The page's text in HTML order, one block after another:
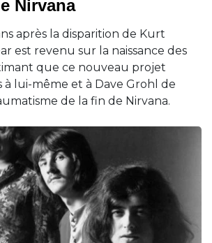
Nirvana
après la disparition de Kurt
est revenu sur la naissance des
que ce nouveau projet
à lui-même et à Dave Grohl de
de la fin de Nirvana.